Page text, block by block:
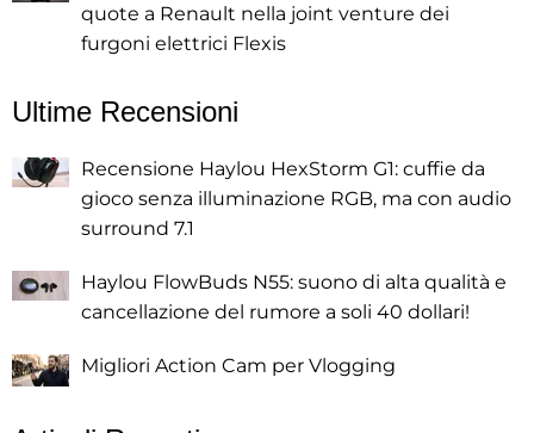
quote a Renault nella joint venture dei
furgoni elettrici Flexis
Ultime Recensioni
Recensione Haylou HexStorm G1: cuffie da
gioco senza illuminazione RGB, ma con audio
surround 7.1
Haylou FlowBuds N55: suono di alta qualità e
cancellazione del rumore a soli 40 dollari!
Migliori Action Cam per Vlogging